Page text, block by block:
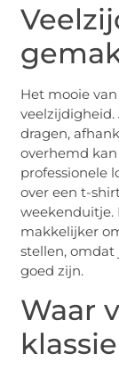
Het mooie
dragen,
overhemd
professionele
over een t-
weekenduitje.
makkelijker
stellen, omdat
goed zijn.
Waar